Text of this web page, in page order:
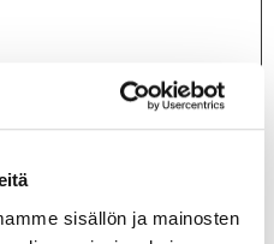
sisällön ja mainosten
sivusto tallentaa tietoja,
ja ulkonäköä,